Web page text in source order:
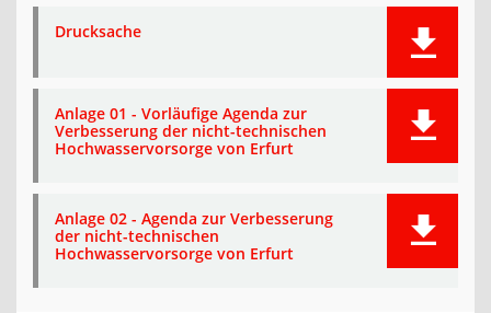
Drucksache
Anlage 01 - Vorläufige Agenda zur
Verbesserung der nicht-technischen
Hochwasservorsorge von Erfurt
Anlage 02 - Agenda zur Verbesserung
der nicht-technischen
Hochwasservorsorge von Erfurt